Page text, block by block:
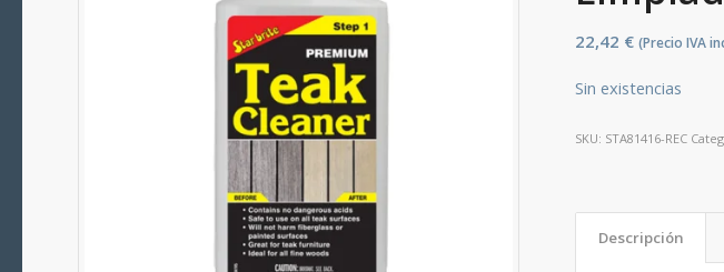
22,42 € (Precio IVA
Sin existencias
SKU: STA81416-REC
Descripción